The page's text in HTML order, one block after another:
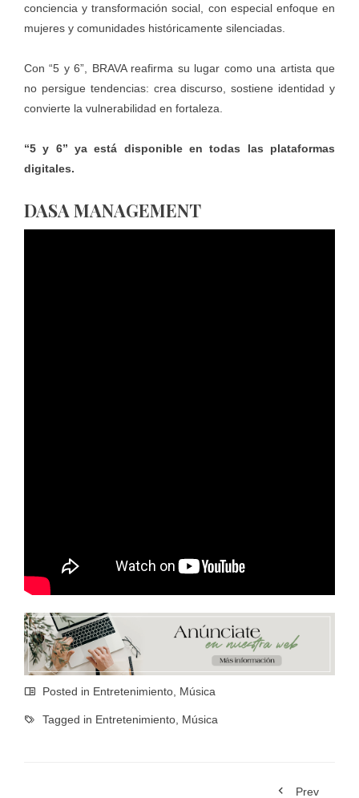
conciencia y transformación social, con especial enfoque en
mujeres y comunidades históricamente silenciadas.
Con “5 y 6”, BRAVA reafirma su lugar como una artista que
no persigue tendencias: crea discurso, sostiene identidad y
convierte la vulnerabilidad en fortaleza.
“5 y 6” ya está disponible en todas las plataformas
digitales.
DASA MANAGEMENT
Posted in Entretenimiento Música
Tagged in Entretenimiento Música
Prev